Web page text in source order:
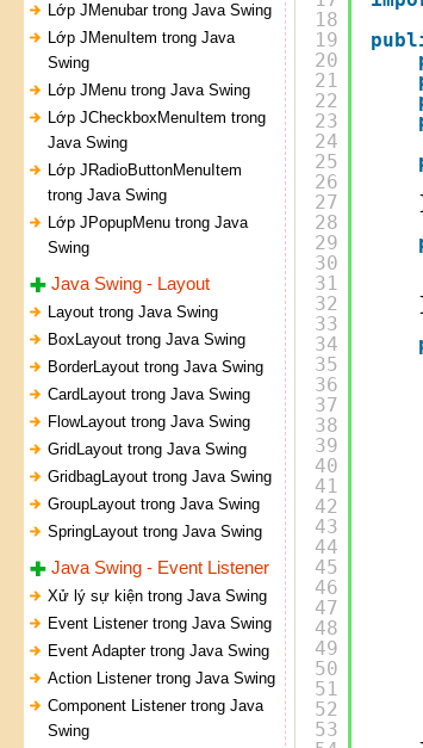
Lớp JMenubar trong Java Swing
Lớp JMenuItem trong Java
Swing
Lớp JMenu trong Java Swing
Lớp JCheckboxMenuItem trong
Java Swing
Lớp JRadioButtonMenuItem
trong Java Swing
Lớp JPopupMenu trong Java
Swing
Java Swing - Layout
Layout trong Java Swing
BoxLayout trong Java Swing
BorderLayout trong Java Swing
CardLayout trong Java Swing
FlowLayout trong Java Swing
GridLayout trong Java Swing
GridbagLayout trong Java Swing
GroupLayout trong Java Swing
SpringLayout trong Java Swing
Java Swing - Event Listener
Xử lý sự kiện trong Java Swing
Event Listener trong Java Swing
Event Adapter trong Java Swing
Action Listener trong Java Swing
Component Listener trong Java
Swing
18
19
20
21
22
23
24
25
26
27
28
29
30
31
32
33
34
35
36
37
38
39
40
41
42
43
44
45
46
47
48
49
50
51
52
53